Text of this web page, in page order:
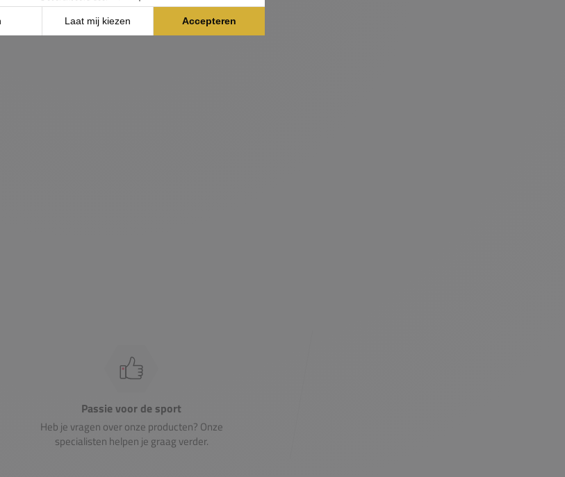
Passie voor de sport
Heb je vragen over onze producten? Onze
specialisten helpen je graag verder.